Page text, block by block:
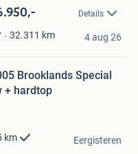
Details
32.311 km 4 aug 26
Brooklands Special
+ hardtop
km Eergisteren